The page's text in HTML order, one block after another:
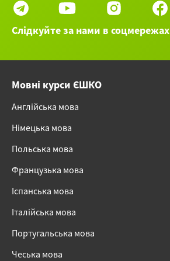
Слідкуйте за нами в соцмережах
Мовні курси ЄШКО
Англійська мова
Німецька мова
Польська мова
Французька мова
Іспанська мова
Італійська мова
Португальська мова
Чеська мова